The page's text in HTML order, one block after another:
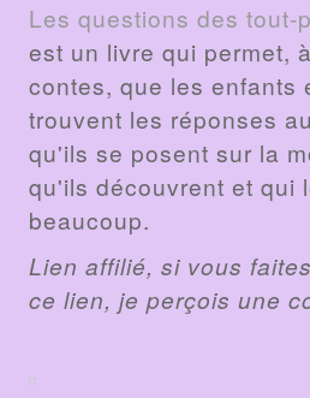
Les questions des tout-
est un livre qui permet,
contes, que les enfants
trouvent les réponses
qu'ils se posent sur la
qu'ils découvrent et qui
beaucoup.
Lien affilié, si vous
ce lien, je perçois une